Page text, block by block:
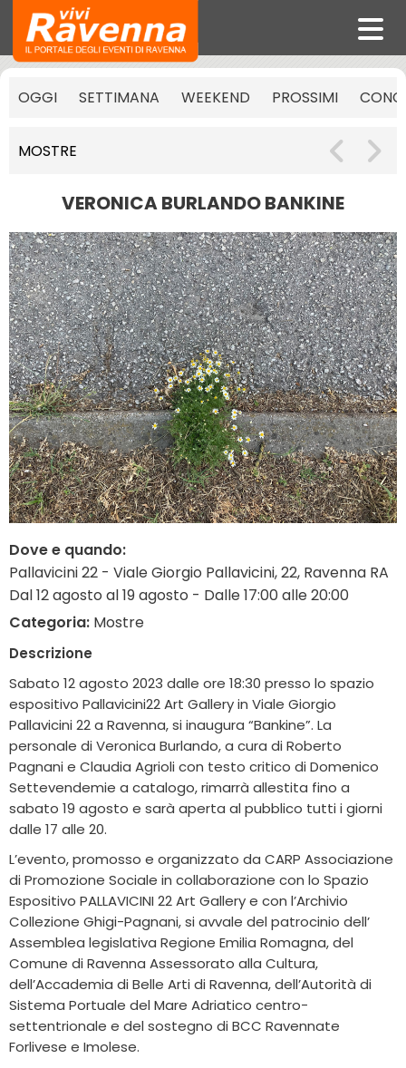
OGGI SETTIMANA WEEKEND PROSSIMI
MOSTRE
VERONICA BURLANDO BANKINE
Dove e quando:
Pallavicini 22 - Viale Giorgio Pallavicini, 22, Ravenna RA
Dal 12 agosto al 19 agosto - Dalle 17:00 alle 20:00
Categoria: Mostre
Descrizione
Sabato 12 agosto 2023 dalle ore 18:30 presso lo spazio
espositivo Pallavicini22 Art Gallery in Viale Giorgio
Pallavicini 22 a Ravenna, si inaugura “Bankine”. La
personale di Veronica Burlando, a cura di Roberto
Pagnani e Claudia Agrioli con testo critico di Domenico
Settevendemie a catalogo, rimarrà allestita fino a
sabato 19 agosto e sarà aperta al pubblico tutti i giorni
dalle 17 alle 20.
L’evento, promosso e organizzato da CARP Associazione
di Promozione Sociale in collaborazione con lo Spazio
Espositivo PALLAVICINI 22 Art Gallery e con l’Archivio
Collezione Ghigi-Pagnani, si avvale del patrocinio dell’
Assemblea legislativa Regione Emilia Romagna, del
Comune di Ravenna Assessorato alla Cultura,
dell’Accademia di Belle Arti di Ravenna, dell’Autorità di
Sistema Portuale del Mare Adriatico centro-
settentrionale e del sostegno di BCC Ravennate
Forlivese e Imolese.